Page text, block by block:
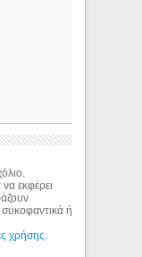
εκφέρει
συκοφαντικά ή
χρήσης